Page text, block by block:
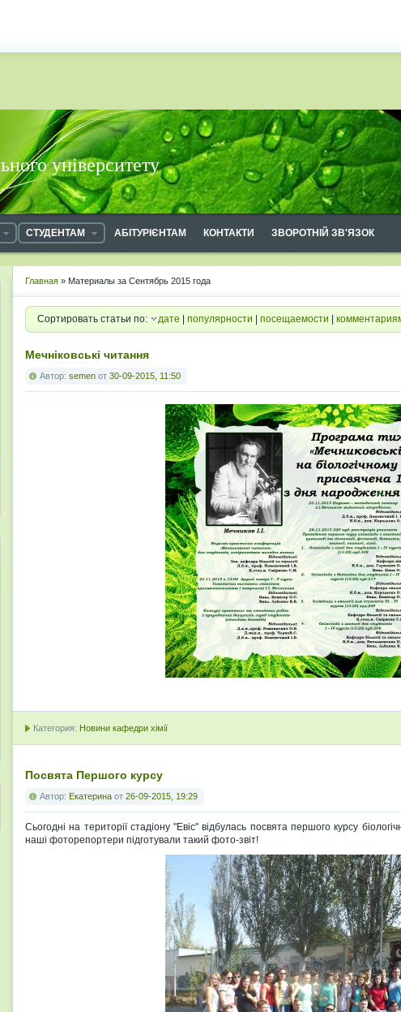
університету
СТУДЕНТАМ АБІТУРІЄНТАМ КОНТАКТИ ЗВОРОТНІЙ ЗВ'ЯЗОК
Главная » Материалы за Сентябрь 2015 года
Сортировать статьи по: дате популярности посещаемости
Мечніковські читання
Автор: semen от 30-09-2015, 11:50
Категория: Новини кафедри хімії
Посвята Першого курсу
Автор: Екатерина от 26-09-2015, 19:29
Сьогодні на території стадіону "Евіс" відбулась посвята першого курсу
наші фоторепортери підготували такий фото-звіт!